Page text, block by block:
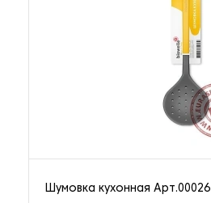
Шумовка кухонная Арт.00026